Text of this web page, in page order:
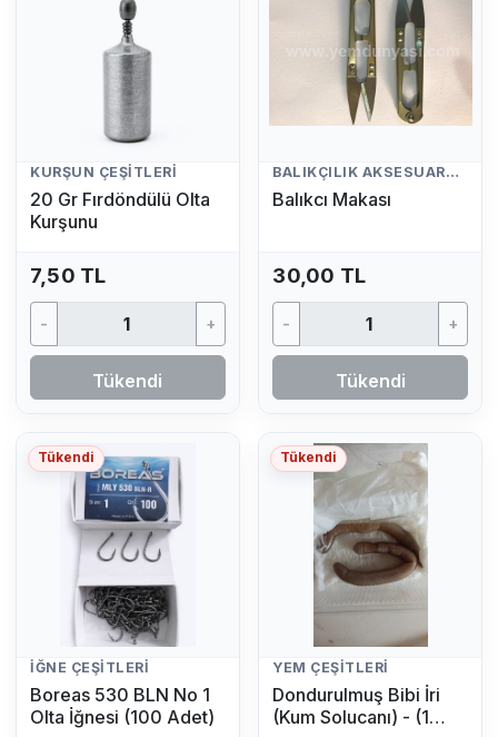
KURŞUN ÇEŞITLERI
20 Gr Fırdöndülü Olta
Kurşunu
7,50 TL
- +
Tükendi
BALIKÇILIK AKSESUARLARI
Balıkcı Makası
30,00 TL
- +
Tükendi
Tükendi
İĞNE ÇEŞITLERI
Boreas 530 BLN No 1
Olta İğnesi (100 Adet)
Tükendi
YEM ÇEŞITLERI
Dondurulmuş Bibi İri
(Kum Solucanı) - (1